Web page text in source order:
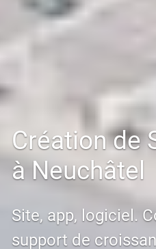
Création de
à Neuchâtel
Site, app, logiciel.
support de